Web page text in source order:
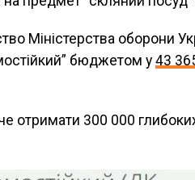
Міністерства оборони
бюджетом у 43
отримати 300 000